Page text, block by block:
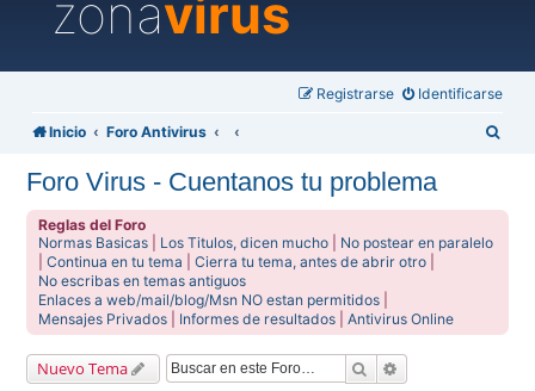
zonavirus
Identificarse
Registrarse
Inicio Foro Antivirus
Foro Virus - Cuentanos tu problema
Reglas del Foro
Normas Basicas
Los Titulos, dicen mucho
No postear en paralelo
|Continua en tu tema |Cierra tu tema, antes de abrir otro
No escribas en temas antiguos
Enlaces a web/mail/blog/Msn NO estan permitidos
Mensajes Privados
Informes de resultados |Antivirus Online
Nuevo Tema Buscar